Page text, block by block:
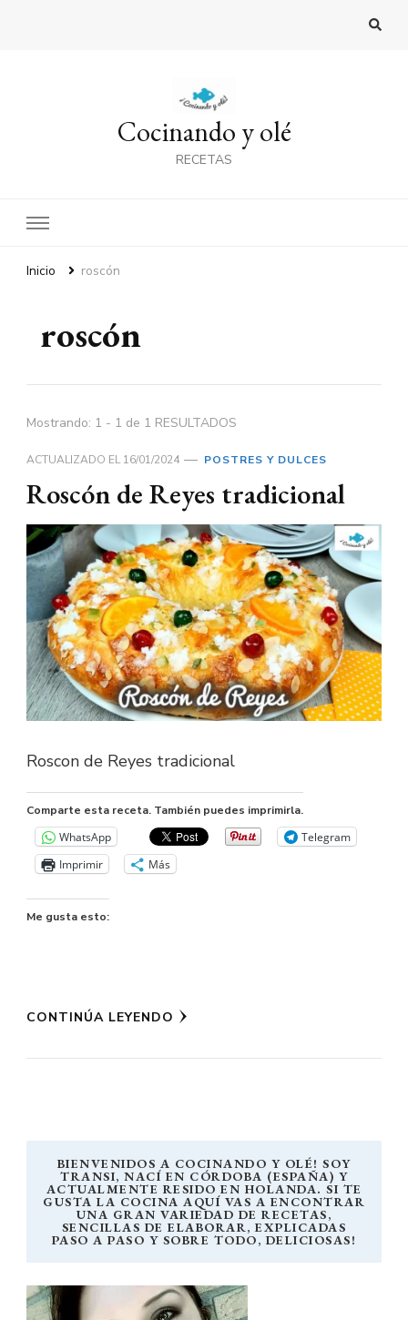
Cocinando y olé
RECETAS
Inicio roscón
roscón
Mostrando: 1 - 1 de 1 RESULTADOS
ACTUALIZADO EL16/01/2024 POSTRES Y DULCES
Roscón de Reyes tradicional
Roscon de Reyes tradicional
Comparte esta receta. También puedes imprimirla.
WhatsApp
Telegram
Imprimir
Más
Me gusta esto:
CONTINÚA LEYENDO
BIENVENIDOS A COCINANDO Y OLÉ! SOY
TRANSI, NACÍ EN CÓRDOBA (ESPAÑA) Y
ACTUALMENTE RESIDO EN HOLANDA. SI TE
GUSTA LA COCINA AQUÍ VAS A ENCONTRAR
UNA GRAN VARIEDAD DE RECETAS,
SENCILLAS DE ELABORAR, EXPLICADAS
PASO A PASO Y SOBRE TODO, DELICIOSAS!